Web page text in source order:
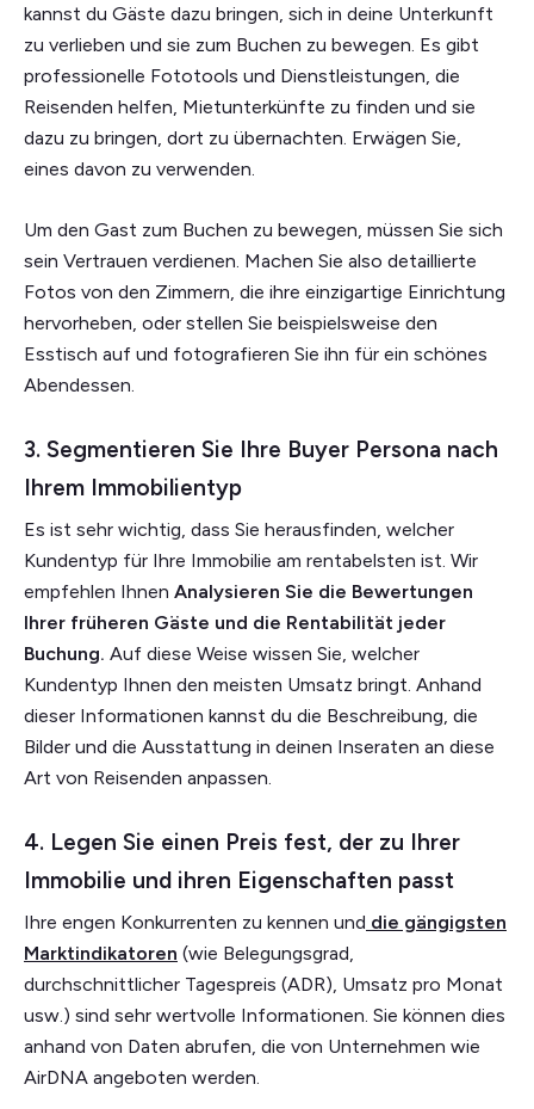
kannst du Gäste dazu bringen, sich in deine Unterkunft
zu verlieben und sie zum Buchen zu bewegen. Es gibt
professionelle Fototools und Dienstleistungen, die
Reisenden helfen, Mietunterkünfte zu finden und sie
dazu zu bringen, dort zu übernachten. Erwägen Sie,
eines davon zu verwenden.
Um den Gast zum Buchen zu bewegen, müssen Sie sich
sein Vertrauen verdienen. Machen Sie also detaillierte
Fotos von den Zimmern, die ihre einzigartige Einrichtung
hervorheben, oder stellen Sie beispielsweise den
Esstisch auf und fotografieren Sie ihn für ein schönes
Abendessen.
3. Segmentieren Sie Ihre Buyer Persona nach
Ihrem Immobilientyp
Es ist sehr wichtig, dass Sie herausfinden, welcher
Kundentyp für Ihre Immobilie am rentabelsten ist. Wir
empfehlen Ihnen Analysieren Sie die Bewertungen
Ihrer früheren Gäste und die Rentabilität jeder
Buchung. Auf diese Weise wissen Sie, welcher
Kundentyp Ihnen den meisten Umsatz bringt. Anhand
dieser Informationen kannst du die Beschreibung, die
Bilder und die Ausstattung in deinen Inseraten an diese
Art von Reisenden anpassen.
4. Legen Sie einen Preis fest, der zu Ihrer
Immobilie und ihren Eigenschaften passt
Ihre engen Konkurrenten zu kennen und die gängigsten
Marktindikatoren (wie Belegungsgrad,
durchschnittlicher Tagespreis (ADR), Umsatz pro Monat
usw.) sind sehr wertvolle Informationen. Sie können dies
anhand von Daten abrufen, die von Unternehmen wie
AirDNA angeboten werden.